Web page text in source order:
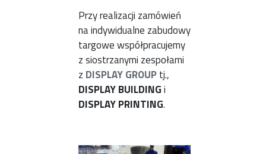
Przy realizacji zamówień
na indywidualne zabudowy
targowe współpracujemy
z siostrzanymi zespołami
z DISPLAY GROUPtj.,
DISPLAY BUILDINGi
DISPLAY PRINTING.